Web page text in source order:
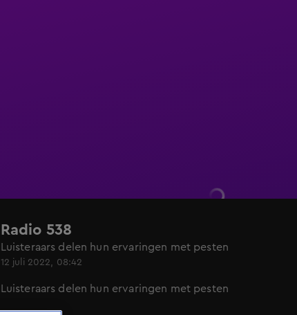
Radio 538
Luisteraars delen hun ervaringen met pesten
12 juli 2022, 08:42
Luisteraars delen hun ervaringen met pesten